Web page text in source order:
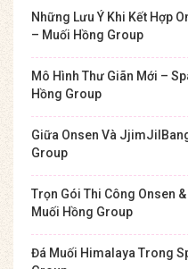
Những Lưu Ý Khi Kết Hợp
– Muối Hồng Group
Mô Hình Thư Giãn Mới –
Hồng Group
Giữa Onsen Và
Group
Trọn Gói Thi Công Onsen
Muối Hồng Group
Đá Muối Himalaya Trong